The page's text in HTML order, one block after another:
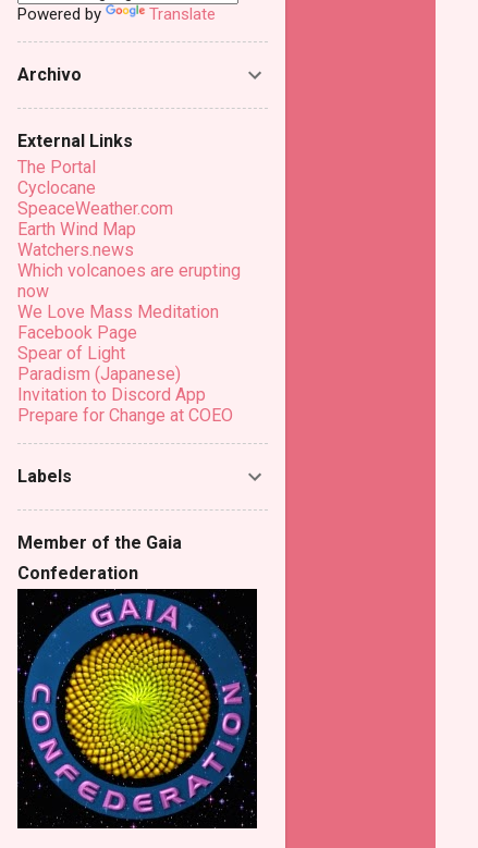
Powered by Translate
Archivo
External Links
The Portal
Cyclocane
SpeaceWeather.com
Earth Wind Map
Watchers.news
Which volcanoes are erupting
now
We Love Mass Meditation
Facebook Page
Spear of Light
Paradism (Japanese)
Invitation to Discord App
Prepare for Change at COEO
Labels
Member of the Gaia
Confederation